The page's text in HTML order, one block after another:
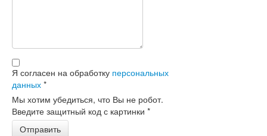
Я согласен на обработку персональных
данных *
Мы хотим убедиться, что Вы не робот.
Введите защитный код с картинки *
Отправить